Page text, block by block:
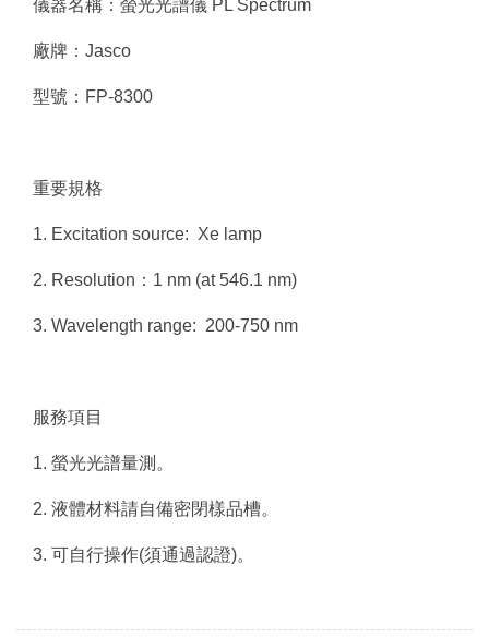
儀器名稱：螢光光譜儀 PL Spectrum
廠牌：Jasco
型號：FP-8300
重要規格
1. Excitation source: Xe lamp
2. Resolution：1 nm (at 546.1 nm)
3. Wavelength range: 200-750 nm
服務項目
1. 螢光光譜量測。
2. 液體材料請自備密閉樣品槽。
3. 可自行操作(須通過認證)。